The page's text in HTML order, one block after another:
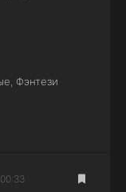
Фэнтези